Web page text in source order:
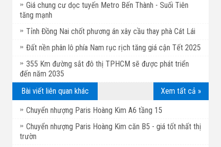
Giá chung cư dọc tuyến Metro Bến Thành - Suối Tiên
tăng mạnh
Tỉnh Đồng Nai chốt phương án xây cầu thay phà Cát Lái
Đất nền phân lô phía Nam rục rịch tăng giá cận Tết 2025
355 Km đường sắt đô thị TPHCM sẽ được phát triển
đến năm 2035
Xem tất cả »
Bài viết liên quan khác
Chuyển nhượng Paris Hoàng Kim A6 tầng 15
Chuyển nhượng Paris Hoàng Kim căn B5 - giá tốt nhất thị
trườn